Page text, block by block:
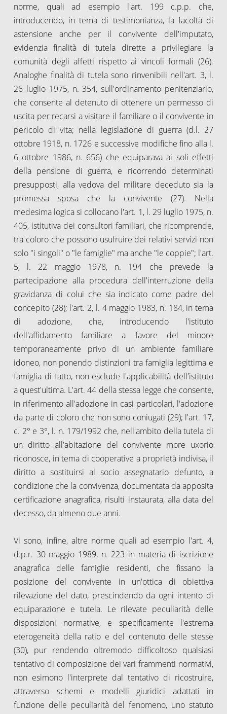
norme, quali ad esempio l'art. 199 c.p.p. che,
introducendo, in tema di testimonianza, la facoltà di
astensione anche per il convivente dell'imputato,
evidenzia finalità di tutela dirette a privilegiare la
comunità degli affetti rispetto ai vincoli formali (26).
Analoghe finalità di tutela sono rinvenibili nell'art. 3, l.
26 luglio 1975, n. 354, sull'ordinamento penitenziario,
che consente al detenuto di ottenere un permesso di
uscita per recarsi a visitare il familiare o il convivente in
pericolo di vita; nella legislazione di guerra (d.l. 27
ottobre 1918, n. 1726 e successive modifiche fino alla l.
6 ottobre 1986, n. 656) che equiparava ai soli effetti
della pensione di guerra, e ricorrendo determinati
presupposti, alla vedova del militare deceduto sia la
promessa sposa che la convivente (27). Nella
medesima logica si collocano l'art. 1, l. 29 luglio 1975, n.
405, istitutiva dei consultori familiari, che ricomprende,
tra coloro che possono usufruire dei relativi servizi non
solo "i singoli" o "le famiglie" ma anche "le coppie"; l'art.
5, l. 22 maggio 1978, n. 194 che prevede la
partecipazione alla procedura dell'interruzione della
gravidanza di colui che sia indicato come padre del
concepito (28); l'art. 2, l. 4 maggio 1983, n. 184, in tema
di adozione, che, introducendo l'istituto
dell'affidamento familiare a favore del minore
temporaneamente privo di un ambiente familiare
idoneo, non ponendo distinzioni tra famiglia legittima e
famiglia di fatto, non esclude l'applicabilità dell'istituto
a quest'ultima. L'art. 44 della stessa legge che consente,
in riferimento all'adozione in casi particolari, l'adozione
da parte di coloro che non sono coniugati (29); l'art. 17,
c. 2° e 3°, l. n. 179/1992 che, nell'ambito della tutela di
un diritto all'abitazione del convivente more uxorio
riconosce, in tema di cooperative a proprietà indivisa, il
diritto a sostituirsi al socio assegnatario defunto, a
condizione che la convivenza, documentata da apposita
certificazione anagrafica, risulti instaurata, alla data del
decesso, da almeno due anni.
Vi sono, infine, altre norme quali ad esempio l'art. 4,
d.p.r. 30 maggio 1989, n. 223 in materia di iscrizione
anagrafica delle famiglie residenti, che fissano la
posizione del convivente in un'ottica di obiettiva
rilevazione del dato, prescindendo da ogni intento di
equiparazione e tutela. Le rilevate peculiarità delle
disposizioni normative, e specificamente l'estrema
eterogeneità della ratio e del contenuto delle stesse
(30), pur rendendo oltremodo difficoltoso qualsiasi
tentativo di composizione dei vari frammenti normativi,
non esimono l'interprete dal tentativo di ricostruire,
attraverso schemi e modelli giuridici adattati in
funzione delle peculiarità del fenomeno, uno statuto